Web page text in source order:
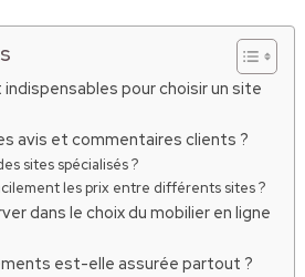
pour choisir un site
avis et commentaires clients ?
sites spécialisés ?
les prix entre différents sites ?
dans le choix du mobilier en ligne
est-elle assurée partout ?